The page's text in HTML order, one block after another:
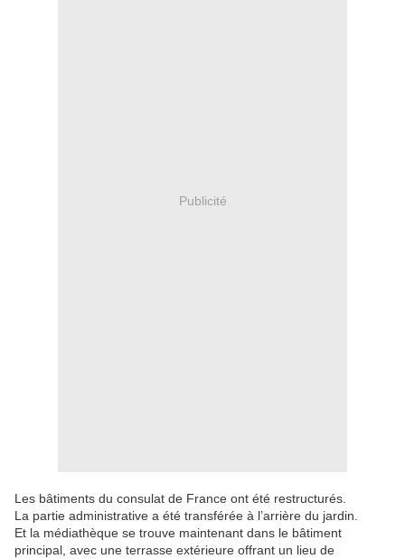
Publicité
Les bâtiments du consulat de France ont été restructurés.
La partie administrative a été transférée à l’arrière du jardin.
Et la médiathèque se trouve maintenant dans le bâtiment
principal, avec une terrasse extérieure offrant un lieu de